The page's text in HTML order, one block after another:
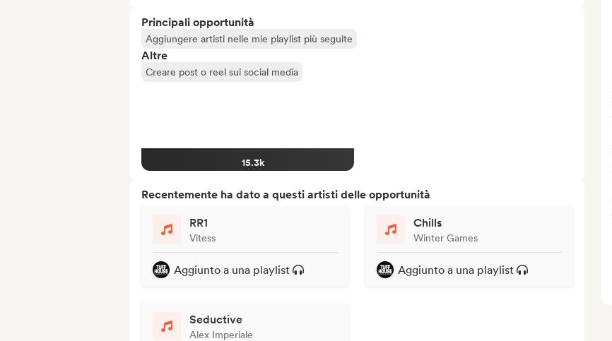
Principali opportunità
Aggiungere artisti nelle mie playlist più seguite
Altre
Creare post o reel sui social media
15.3k
Recentemente ha dato a questi artisti delle opportunità
RR1
Vitess
Aggiunto a una playlist
Chills
Winter Games
Aggiunto a una playlist
Seductive
Alex Imperiale